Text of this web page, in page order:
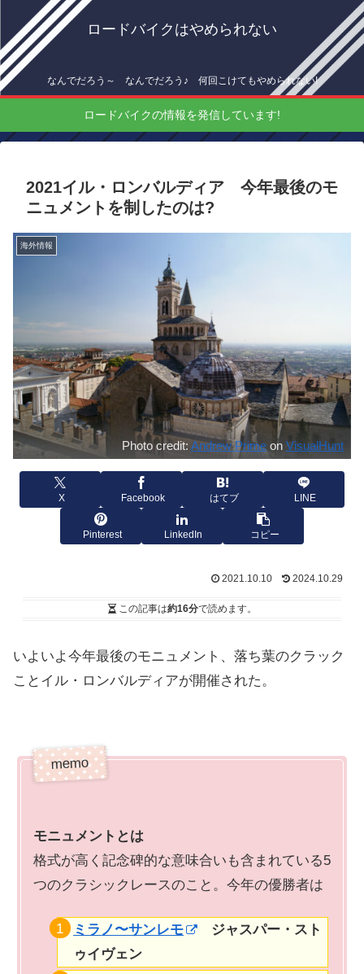
ロードバイクはやめられない
なんでだろう～ なんでだろう♪ 何回こけてもやめられない!
ロードバイクの情報を発信しています!
2021イル・ロンバルディア 今年最後のモ
ニュメントを制したのは?
海外情報
Photo credit: Andrew Primeon VisualHunt
X Facebook はてブ LINE
Pinterest LinkedIn コピー
2021.10.10 2024.10.29
この記事は約16分で読めます。
いよいよ今年最後のモニュメント、落ち葉のクラック
ことイル・ロンバルディアが開催された。
モニュメントとは
格式が高く記念碑的な意味合いも含まれている5
つのクラシックレースのこと。今年の優勝者は
ミラノ〜サンレモ
ジャスパー・スト
ゥイヴェン